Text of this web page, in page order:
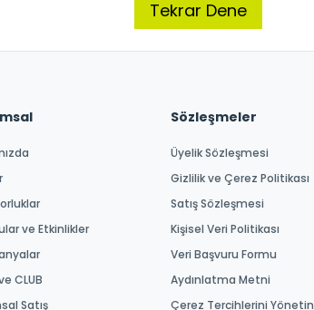
Tekrar Dene
ve Etkinlikler
CLUB
Satış
Sözleşmeler
Üyelik Sözleşmesi
Gizlilik ve Çerez Politikası
Satış Sözleşmesi
Kişisel Veri Politikası
Veri Başvuru Formu
Aydınlatma Metni
Çerez Tercihlerini Yönetin